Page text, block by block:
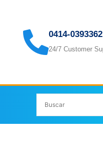
0414-0393362
24/7 Customer